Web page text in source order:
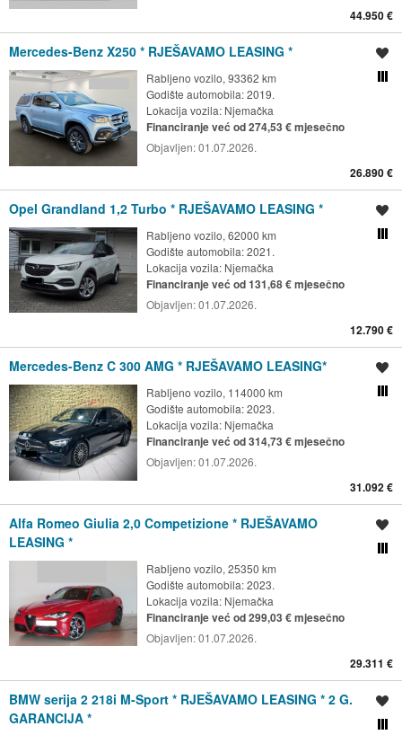
44.950 €
Mercedes-Benz X250 * RJEŠAVAMO LEASING *
Rabljeno vozilo, 93362 km
Godište automobila: 2019.
Lokacija vozila: Njemačka
Financiranje već od 274,53 € mjesečno
Objavljen:01.07.2026.
26.890 €
Opel Grandland 1,2 Turbo * RJEŠAVAMO LEASING *
Rabljeno vozilo, 62000 km
Godište automobila: 2021.
Lokacija vozila: Njemačka
Financiranje već od 131,68 € mjesečno
Objavljen:01.07.2026.
12.790 €
Mercedes-Benz C 300 AMG * RJEŠAVAMO LEASING*
Rabljeno vozilo, 114000 km
Godište automobila: 2023.
Lokacija vozila: Njemačka
Financiranje već od 314,73 € mjesečno
Objavljen:01.07.2026.
31.092 €
Alfa Romeo Giulia 2,0 Competizione * RJEŠAVAMO
LEASING *
Rabljeno vozilo, 25350 km
Godište automobila: 2023.
Lokacija vozila: Njemačka
Financiranje već od 299,03 € mjesečno
Objavljen:01.07.2026.
29.311 €
BMW serija 2 218i M-Sport * RJEŠAVAMO LEASING * 2 G.
GARANCIJA *